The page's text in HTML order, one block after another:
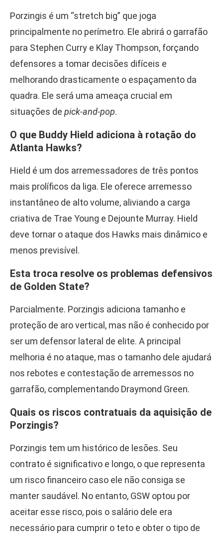
Porzingis é um “stretch big” que joga
principalmente no perímetro. Ele abrirá o garrafão
para Stephen Curry e Klay Thompson, forçando
defensores a tomar decisões difíceis e
melhorando drasticamente o espaçamento da
quadra. Ele será uma ameaça crucial em
situações de pick-and-pop.
O que Buddy Hield adiciona à rotação do
Atlanta Hawks?
Hield é um dos arremessadores de três pontos
mais prolíficos da liga. Ele oferece arremesso
instantâneo de alto volume, aliviando a carga
criativa de Trae Young e Dejounte Murray. Hield
deve tornar o ataque dos Hawks mais dinâmico e
menos previsível.
Esta troca resolve os problemas defensivos
de Golden State?
Parcialmente. Porzingis adiciona tamanho e
proteção de aro vertical, mas não é conhecido por
ser um defensor lateral de elite. A principal
melhoria é no ataque, mas o tamanho dele ajudará
nos rebotes e contestação de arremessos no
garrafão, complementando Draymond Green.
Quais os riscos contratuais da aquisição de
Porzingis?
Porzingis tem um histórico de lesões. Seu
contrato é significativo e longo, o que representa
um risco financeiro caso ele não consiga se
manter saudável. No entanto, GSW optou por
aceitar esse risco, pois o salário dele era
necessário para cumprir o teto e obter o tipo de